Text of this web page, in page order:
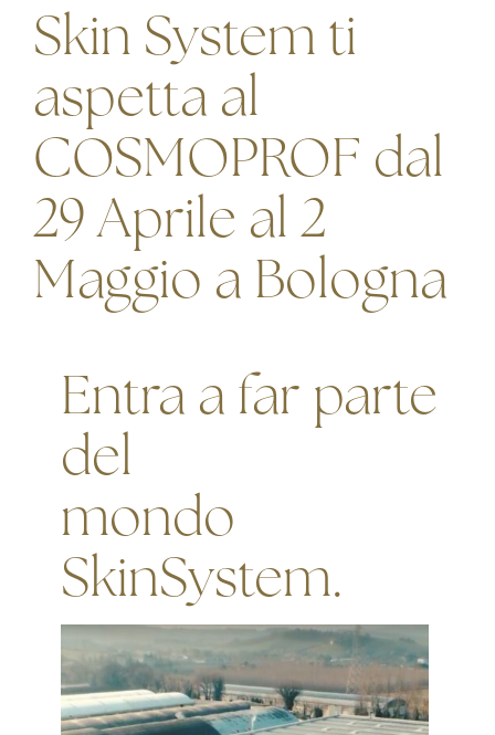
Skin System ti
aspetta al
COSMOPROF dal
29 Aprile al 2
Maggio a Bologna
Entra a far parte
del
mondo
SkinSystem.